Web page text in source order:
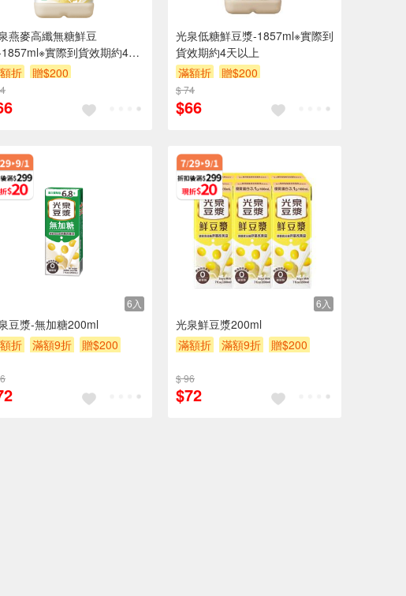
燕麥高纖無糖鮮豆
實際到貨效期約4天
折 贈$200
光泉低糖鮮豆漿-1857ml※實際到
貨效期約4天以上
滿額折
贈$200
$ 74
$66
6入
豆漿-無加糖200ml
折
滿額9折 贈$200
6入
光泉鮮豆漿200ml
滿額折
滿額9折 贈$200
$ 96
$72